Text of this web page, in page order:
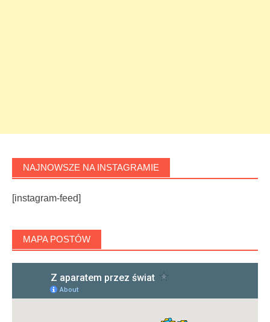
NAJNOWSZE NA INSTAGRAMIE
[instagram-feed]
MAPA POSTÓW